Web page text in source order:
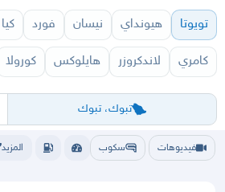
تويوتا هيونداي نيسان فورد كيا
كامري لاندكروزر هايلوكس كورولا
تبوك، تبوك
الرياض جدهمكه
فيديوهات سكوب المزيد